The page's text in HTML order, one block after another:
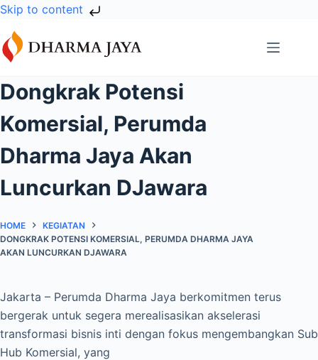
Skip to content
Skip
to
content
Dongkrak Potensi
Komersial, Perumda
Dharma Jaya Akan
Luncurkan DJawara
HOME
KEGIATAN
DONGKRAK POTENSI KOMERSIAL, PERUMDA DHARMA JAYA
AKAN LUNCURKAN DJAWARA
Jakarta – Perumda Dharma Jaya berkomitmen terus
bergerak untuk segera merealisasikan akselerasi
transformasi bisnis inti dengan fokus mengembangkan Sub
Hub Komersial, yang